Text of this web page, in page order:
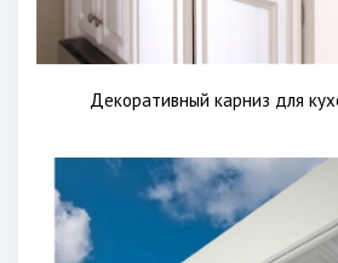
Декоративный карниз для